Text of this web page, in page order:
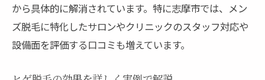
から具体的に解消されています。特に志摩市では、メン
ズ脱毛に特化したサロンやクリニックのスタッフ対応や
設備面を評価する口コミも増えています。